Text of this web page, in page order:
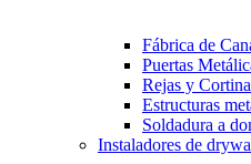
Fábrica de
Puertas
Rejas y
Estructuras
Soldadura a
Instaladores de